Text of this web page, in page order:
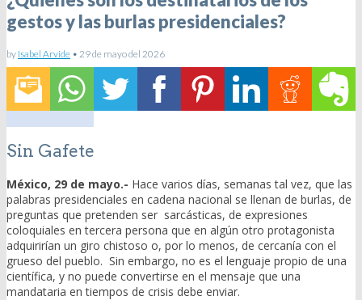
gestos y las burlas presidenciales?
by Isabel Arvide • 29 de mayo del 2026
Sin Gafete
México, 29 de mayo.- Hace varios días, semanas tal vez, que las
palabras presidenciales en cadena nacional se llenan de burlas, de
preguntas que pretenden ser sarcásticas, de expresiones
coloquiales en tercera persona que en algún otro protagonista
adquirirían un giro chistoso o, por lo menos, de cercanía con el
grueso del pueblo. Sin embargo, no es el lenguaje propio de una
científica, y no puede convertirse en el mensaje que una
mandataria en tiempos de crisis debe enviar.